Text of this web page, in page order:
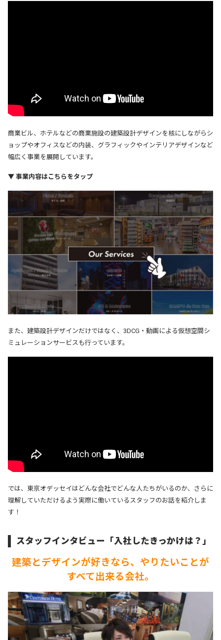
商業ビル、ホテルなどの商業施設の建築設計デザインを核にしながらシ
ョップやオフィスなどの内装、グラフィックやインテリアデザインなど
幅広く事業を展開しています。
▼ 事業内容はこちらをタップ
また、建築設計デザインだけではなく、3DCG・動画による仮想空間シ
ミュレーションサービスも行っています。
では、東京オデッセイはどんな会社でどんな人たちがいるのか、さらに
理解していただけるよう実際に働いているスタッフのお話を紹介しま
す！
スタッフインタビュー「入社したきっかけは？」
建築とデザインが好きなら、 やりたいことが
すべて出来る会社。